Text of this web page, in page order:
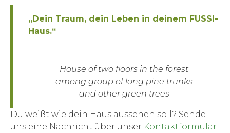
„Dein Traum, dein Leben in deinem FUSSI-
Haus.“
House of two floors in the forest
among group of long pine trunks
and other green trees
Du weißt wie dein Haus aussehen soll? Sende
uns eine Nachricht über unser Kontaktformular